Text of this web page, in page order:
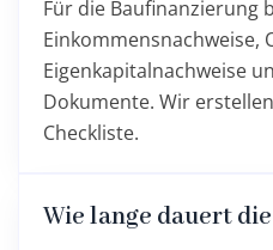
Für die Baufinanzierung
Einkommensnachweise,
Eigenkapitalnachweise
Dokumente. Wir
Checkliste.
Wie lange dauert